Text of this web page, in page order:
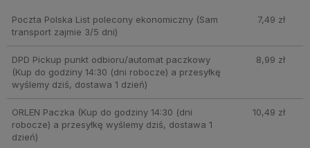
Poczta Polska List polecony ekonomiczny (Sam
transport zajmie 3/5 dni)
7,49 zł
DPD Pickup punkt odbioru/automat paczkowy
(Kup do godziny 14:30 (dni robocze) a przesyłkę
wyślemy dziś, dostawa 1 dzień)
8,99 zł
ORLEN Paczka (Kup do godziny 14:30 (dni
robocze) a przesyłkę wyślemy dziś, dostawa 1
dzień)
10,49 zł